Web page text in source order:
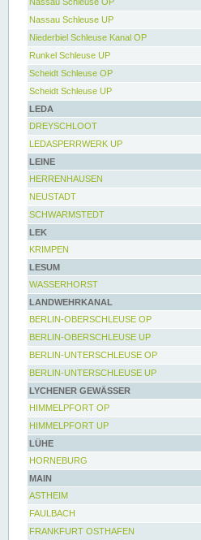
Nassau Schleuse UP
Niederbiel Schleuse Kanal OP
Runkel Schleuse UP
Scheidt Schleuse OP
Scheidt Schleuse UP
LEDA
DREYSCHLOOT
LEDASPERRWERK UP
LEINE
HERRENHAUSEN
NEUSTADT
SCHWARMSTEDT
LEK
KRIMPEN
LESUM
WASSERHORST
LANDWEHRKANAL
BERLIN-OBERSCHLEUSE OP
BERLIN-OBERSCHLEUSE UP
BERLIN-UNTERSCHLEUSE OP
BERLIN-UNTERSCHLEUSE UP
LYCHENER GEWÄSSER
HIMMELPFORT OP
HIMMELPFORT UP
LÜHE
HORNEBURG
MAIN
ASTHEIM
FAULBACH
FRANKFURT OSTHAFEN